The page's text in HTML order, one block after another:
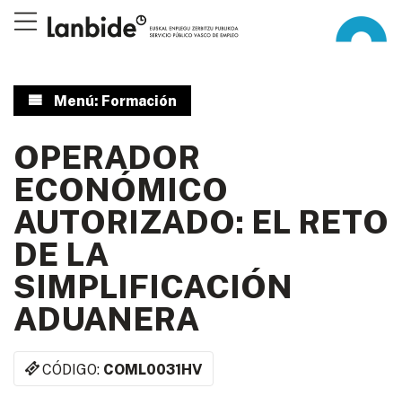
Menú: Formación
OPERADOR
ECONÓMICO
AUTORIZADO: EL RETO
DE LA
SIMPLIFICACIÓN
ADUANERA
CÓDIGO: COML0031HV